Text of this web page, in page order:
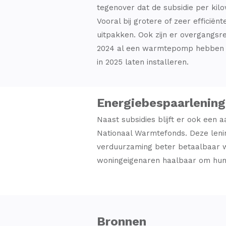
tegenover dat de subsidie per
Vooral bij grotere of zeer
uitpakken. Ook zijn er
2024 al een warmtepomp
in 2025 laten installeren.
Energiebespaarlening
Naast subsidies blijft er ook een
Nationaal Warmtefonds. Deze
verduurzaming beter betaalbaar
woningeigenaren haalbaar om
Bronnen